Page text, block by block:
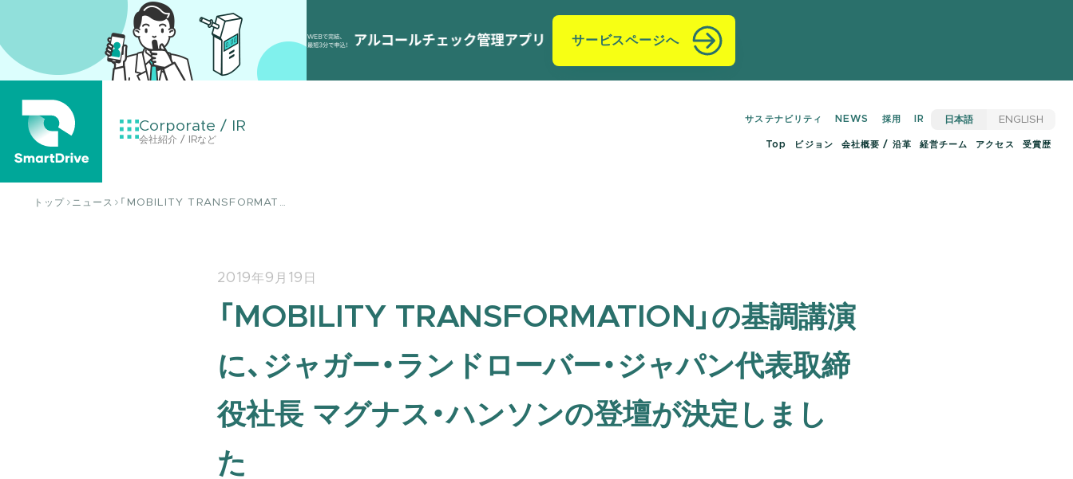
サービスページへ
Corporate / IR
会社紹介 / IRなど
サステナビリティ NEWS 採用 IR 日本語 ENGLISH
Top ビジョン 会社概要 / 沿革 経営チーム アクセス 受賞歴
トップ ニュース 「MOBILITY TRANSFORMAT…
2019年9月19日
「MOBILITY TRANSFORMATION」の基調講演
に、ジャガー・ランドローバー・ジャパン代表取締
役社長 マグナス・ハンソンの登壇が決定しまし
た